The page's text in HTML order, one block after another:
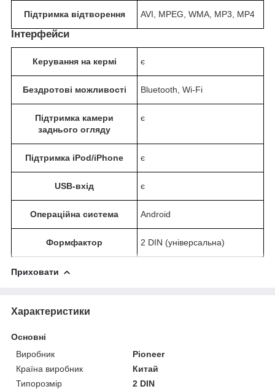
Підтримка відтворення AVI, MPEG, WMA, MP3, MP4
Інтерфейси
Керування на кермі є
Бездротові можливості Bluetooth, Wi-Fi
Підтримка камери
заднього огляду
є
Підтримка iPod/iPhone є
USB-вхід є
Операційна система Android
Формфактор 2 DIN (універсальна)
Приховати
Характеристики
Основні
Виробник
Pioneer
Країна виробник
Китай
Типорозмір
2 DIN